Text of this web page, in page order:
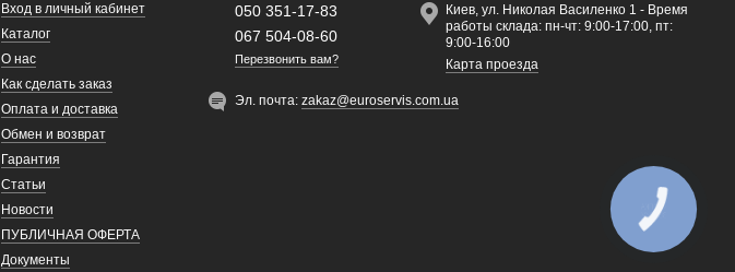
Вход в личный кабинет
Каталог
О нас
Как сделать заказ
Оплата и доставка
Обмен и возврат
Гарантия
Статьи
Новости
ПУБЛИЧНАЯ ОФЕРТА
Документы
050 351-17-83
067 504-08-60
Перезвонить вам?
Киев, ул. Николая Василенко 1 - Время
работы склада: пн-чт: 9:00-17:00, пт:
9:00-16:00
Карта проезда
Эл. почта:zakaz@euroservis.com.ua
КНОПКА
ЗВ'ЯЗКУ